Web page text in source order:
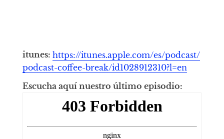
itunes: https://itunes.apple.com/es/podcast/
podcast-coffee-break/id1028912310?l=en
Escucha aquí nuestro último episodio: